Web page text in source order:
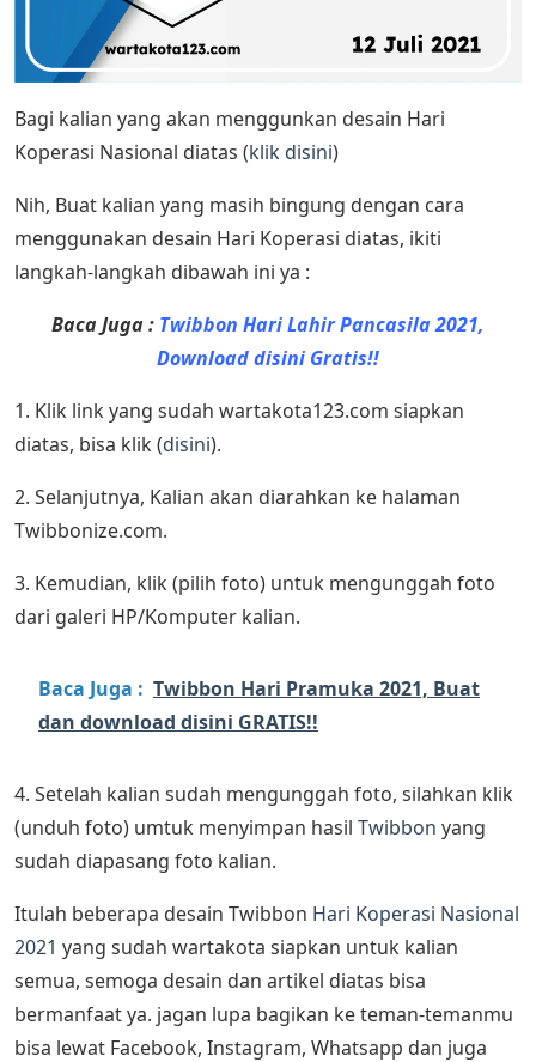
Bagi kalian yang akan menggunkan desain Hari
Koperasi Nasional diatas (klik disini)
Nih, Buat kalian yang masih bingung dengan cara
menggunakan desain Hari Koperasi diatas, ikiti
langkah-langkah dibawah ini ya :
Baca Juga : Twibbon Hari Lahir Pancasila 2021,
Download disini Gratis!!
1. Klik link yang sudah wartakota123.com siapkan
diatas, bisa klik (disini).
2. Selanjutnya, Kalian akan diarahkan ke halaman
Twibbonize.com.
3. Kemudian, klik (pilih foto) untuk mengunggah foto
dari galeri HP/Komputer kalian.
Baca Juga : Twibbon Hari Pramuka 2021, Buat
dan download disini GRATIS!!
4. Setelah kalian sudah mengunggah foto, silahkan klik
(unduh foto) umtuk menyimpan hasil Twibbon yang
sudah diapasang foto kalian.
Itulah beberapa desain Twibbon Hari Koperasi Nasional
2021 yang sudah wartakota siapkan untuk kalian
semua, semoga desain dan artikel diatas bisa
bermanfaat ya. jagan lupa bagikan ke teman-temanmu
bisa lewat Facebook, Instagram, Whatsapp dan juga